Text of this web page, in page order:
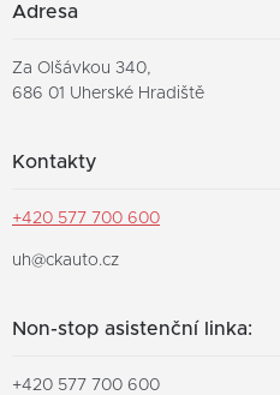
Adresa
Za Olšávkou 340,
686 01 Uherské Hradiště
Kontakty
+420 577 700 600
uh@ckauto.cz
Non-stop asistenční linka:
+420 577 700 600